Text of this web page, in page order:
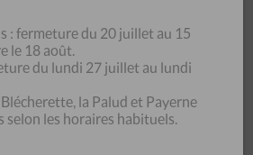
: fermeture du 20 juillet au 15
le 18 août.
du lundi 27 juillet au lundi
la Palud et Payerne
les horaires habituels.